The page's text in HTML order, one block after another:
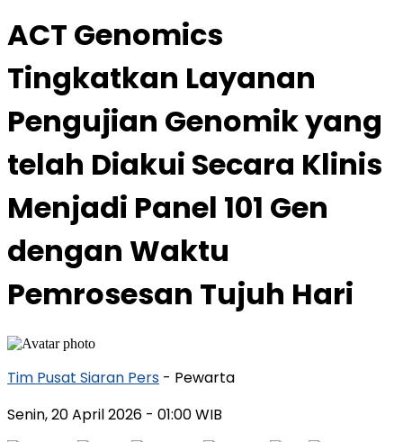
ACT Genomics
Tingkatkan Layanan
Pengujian Genomik yang
telah Diakui Secara Klinis
Menjadi Panel 101 Gen
dengan Waktu
Pemrosesan Tujuh Hari
Tim Pusat Siaran Pers - Pewarta
Senin, 20 April 2026 - 01:00 WIB